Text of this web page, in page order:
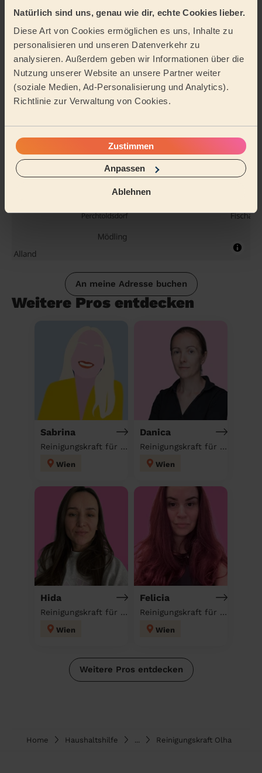
Natürlich sind uns, genau wie dir, echte Cookies lieber.
Diese Art von Cookies ermöglichen es uns, Inhalte zu
personalisieren und unseren Datenverkehr zu
analysieren. Außerdem geben wir Informationen über die
Nutzung unserer Website an unsere Partner weiter
(soziale Medien, Ad-Personalisierung und Analytics).
Richtlinie zur Verwaltung von Cookies.
Zustimmen
Anpassen
Ablehnen
Reinigungsmittel
Tätigkeitsbereich
An meine Adresse buchen
Weitere Pros entdecken
Sabrina
Reinigungskraft für deinen Haushalt
Wien
Danica
Reinigungskraft für deinen Haushalt
Wien
Hida
Reinigungskraft für deinen Haushalt
Wien
Felicia
Reinigungskraft für deinen Haushalt
Wien
Weitere Pros entdecken
Home Haushaltshilfe Reinigungskraft Olha